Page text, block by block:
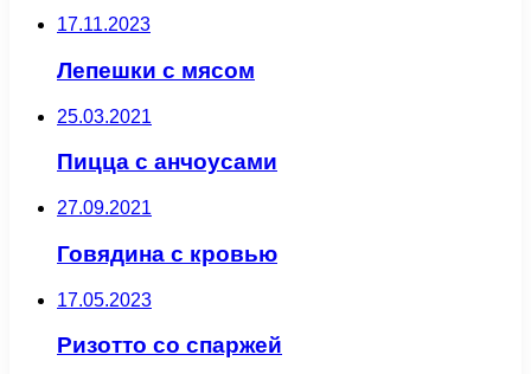
17.11.2023
Лепешки с мясом
25.03.2021
Пицца с анчоусами
27.09.2021
Говядина с кровью
17.05.2023
Ризотто со спаржей